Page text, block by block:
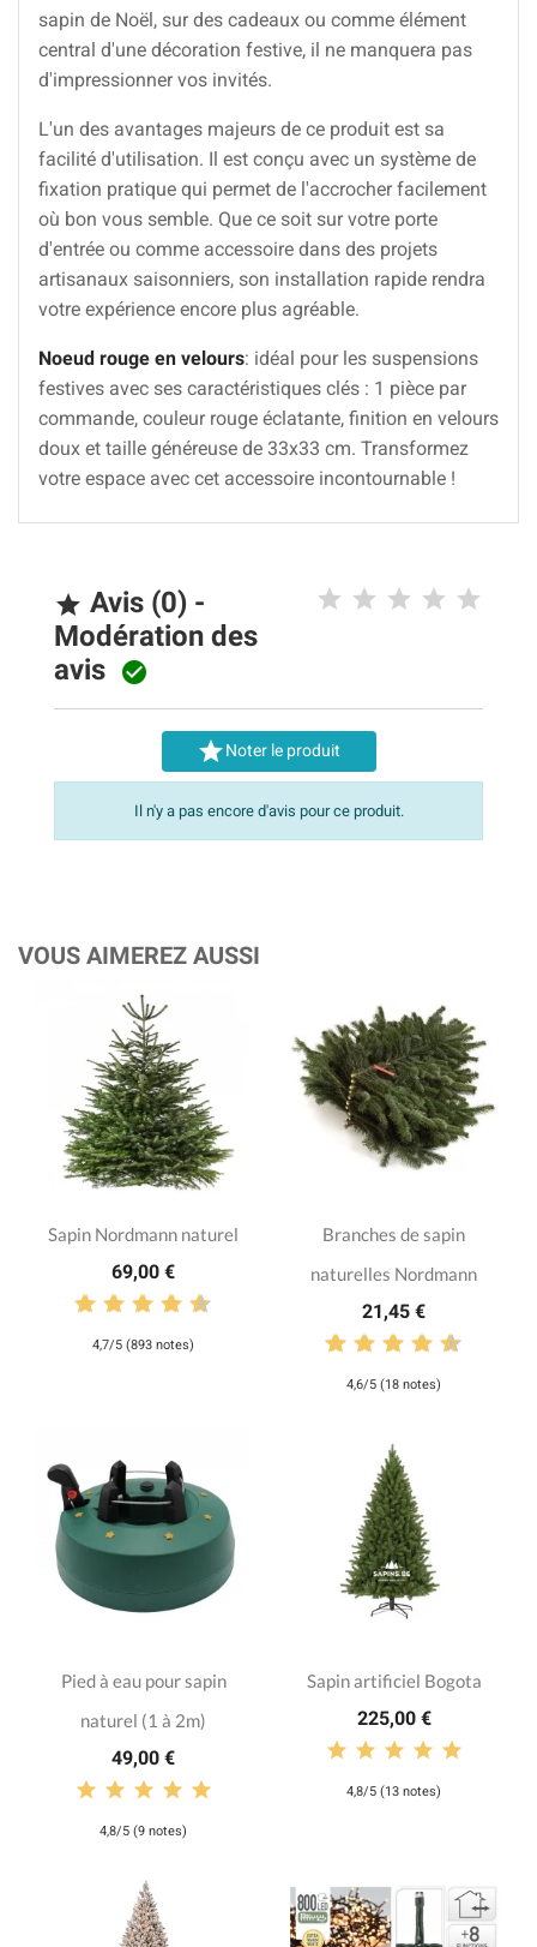
sapin de Noël, sur des cadeaux ou comme élément
central d'une décoration festive, il ne manquera pas
d'impressionner vos invités.
L'un des avantages majeurs de ce produit est sa
facilité d'utilisation. Il est conçu avec un système de
fixation pratique qui permet de l'accrocher facilement
où bon vous semble. Que ce soit sur votre porte
d'entrée ou comme accessoire dans des projets
artisanaux saisonniers, son installation rapide rendra
votre expérience encore plus agréable.
Noeud rouge en velours: idéal pour les suspensions
festives avec ses caractéristiques clés : 1 pièce par
commande, couleur rouge éclatante, finition en velours
doux et taille généreuse de 33x33 cm. Transformez
votre espace avec cet accessoire incontournable !
 Avis (0) -
Modération des
avis 
Noter le produit
Il n'y a pas encore d'avis pour ce produit.
VOUS AIMEREZ AUSSI
Sapin Nordmann naturel
69,00 €
4,7/5 (893 notes)
Branches de sapin
naturelles Nordmann
21,45 €
4,6/5 (18 notes)
Pied à eau pour sapin
naturel (1 à 2m)
49,00 €
4,8/5 (9 notes)
Sapin artificiel Bogota
225,00 €
4,8/5 (13 notes)